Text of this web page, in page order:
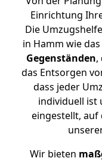
Einrichtung
Die
in Hamm wie das
Gegenständen,
das Entsorgen
dass jeder
individuell ist
eingestellt, auf
Wir bieten